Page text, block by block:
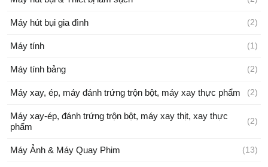
Máy hút bụi gia đình (2)
Máy tính (1)
Máy tính bảng (2)
Máy xay, ép, máy đánh trứng trộn bột, máy xay thực phẩm (2)
Máy xay-ép, đánh trứng trộn bột, máy xay thịt, xay thực
phẩm
(2)
Máy Ảnh & Máy Quay Phim (13)